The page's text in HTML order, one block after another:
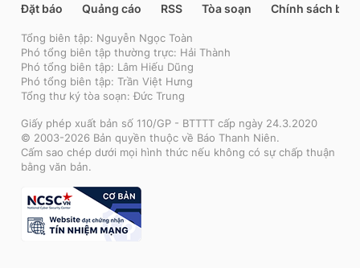
Đặt báo Quảng cáo RSS Tòa soạn Chính sách bảo
Tổng biên tập: Nguyễn Ngọc Toàn
Phó tổng biên tập thường trực: Hải Thành
Phó tổng biên tập: Lâm Hiếu Dũng
Phó tổng biên tập: Trần Việt Hưng
Tổng thư ký tòa soạn: Đức Trung
Giấy phép xuất bản số 110/GP - BTTTT cấp ngày 24.3.2020
© 2003-2026 Bản quyền thuộc về Báo Thanh Niên.
Cấm sao chép dưới mọi hình thức nếu không có sự chấp thuận
bằng văn bản.